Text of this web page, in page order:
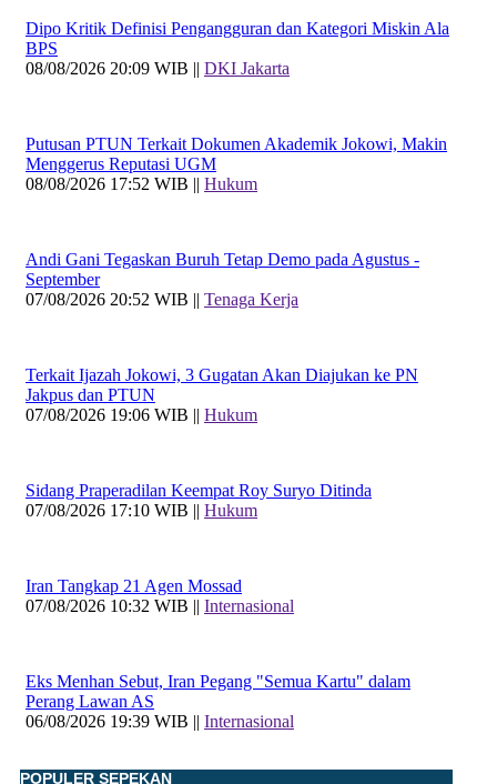
Dipo Kritik Definisi Pengangguran dan Kategori Miskin Ala
BPS
08/08/2026 20:09 WIB || DKI Jakarta
Putusan PTUN Terkait Dokumen Akademik Jokowi, Makin
Menggerus Reputasi UGM
08/08/2026 17:52 WIB || Hukum
Andi Gani Tegaskan Buruh Tetap Demo pada Agustus -
September
07/08/2026 20:52 WIB || Tenaga Kerja
Terkait Ijazah Jokowi, 3 Gugatan Akan Diajukan ke PN
Jakpus dan PTUN
07/08/2026 19:06 WIB || Hukum
Sidang Praperadilan Keempat Roy Suryo Ditinda
07/08/2026 17:10 WIB || Hukum
Iran Tangkap 21 Agen Mossad
07/08/2026 10:32 WIB || Internasional
Eks Menhan Sebut, Iran Pegang "Semua Kartu" dalam
Perang Lawan AS
06/08/2026 19:39 WIB || Internasional
POPULER SEPEKAN